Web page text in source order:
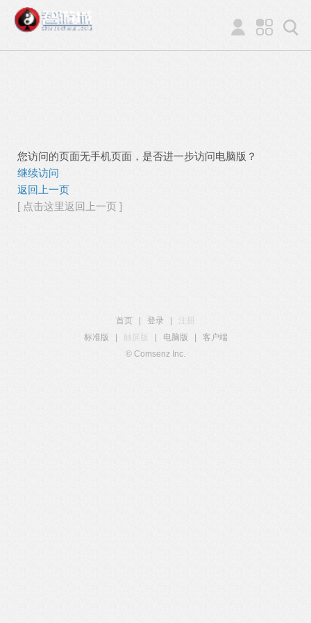
您访问的页面无手机页面，是否进一步访问电脑版？
继续访问
返回上一页
[ 点击这里返回上一页 ]
首页 登录
注册
标准版
触屏版 电脑版
客户端
© Comsenz Inc.